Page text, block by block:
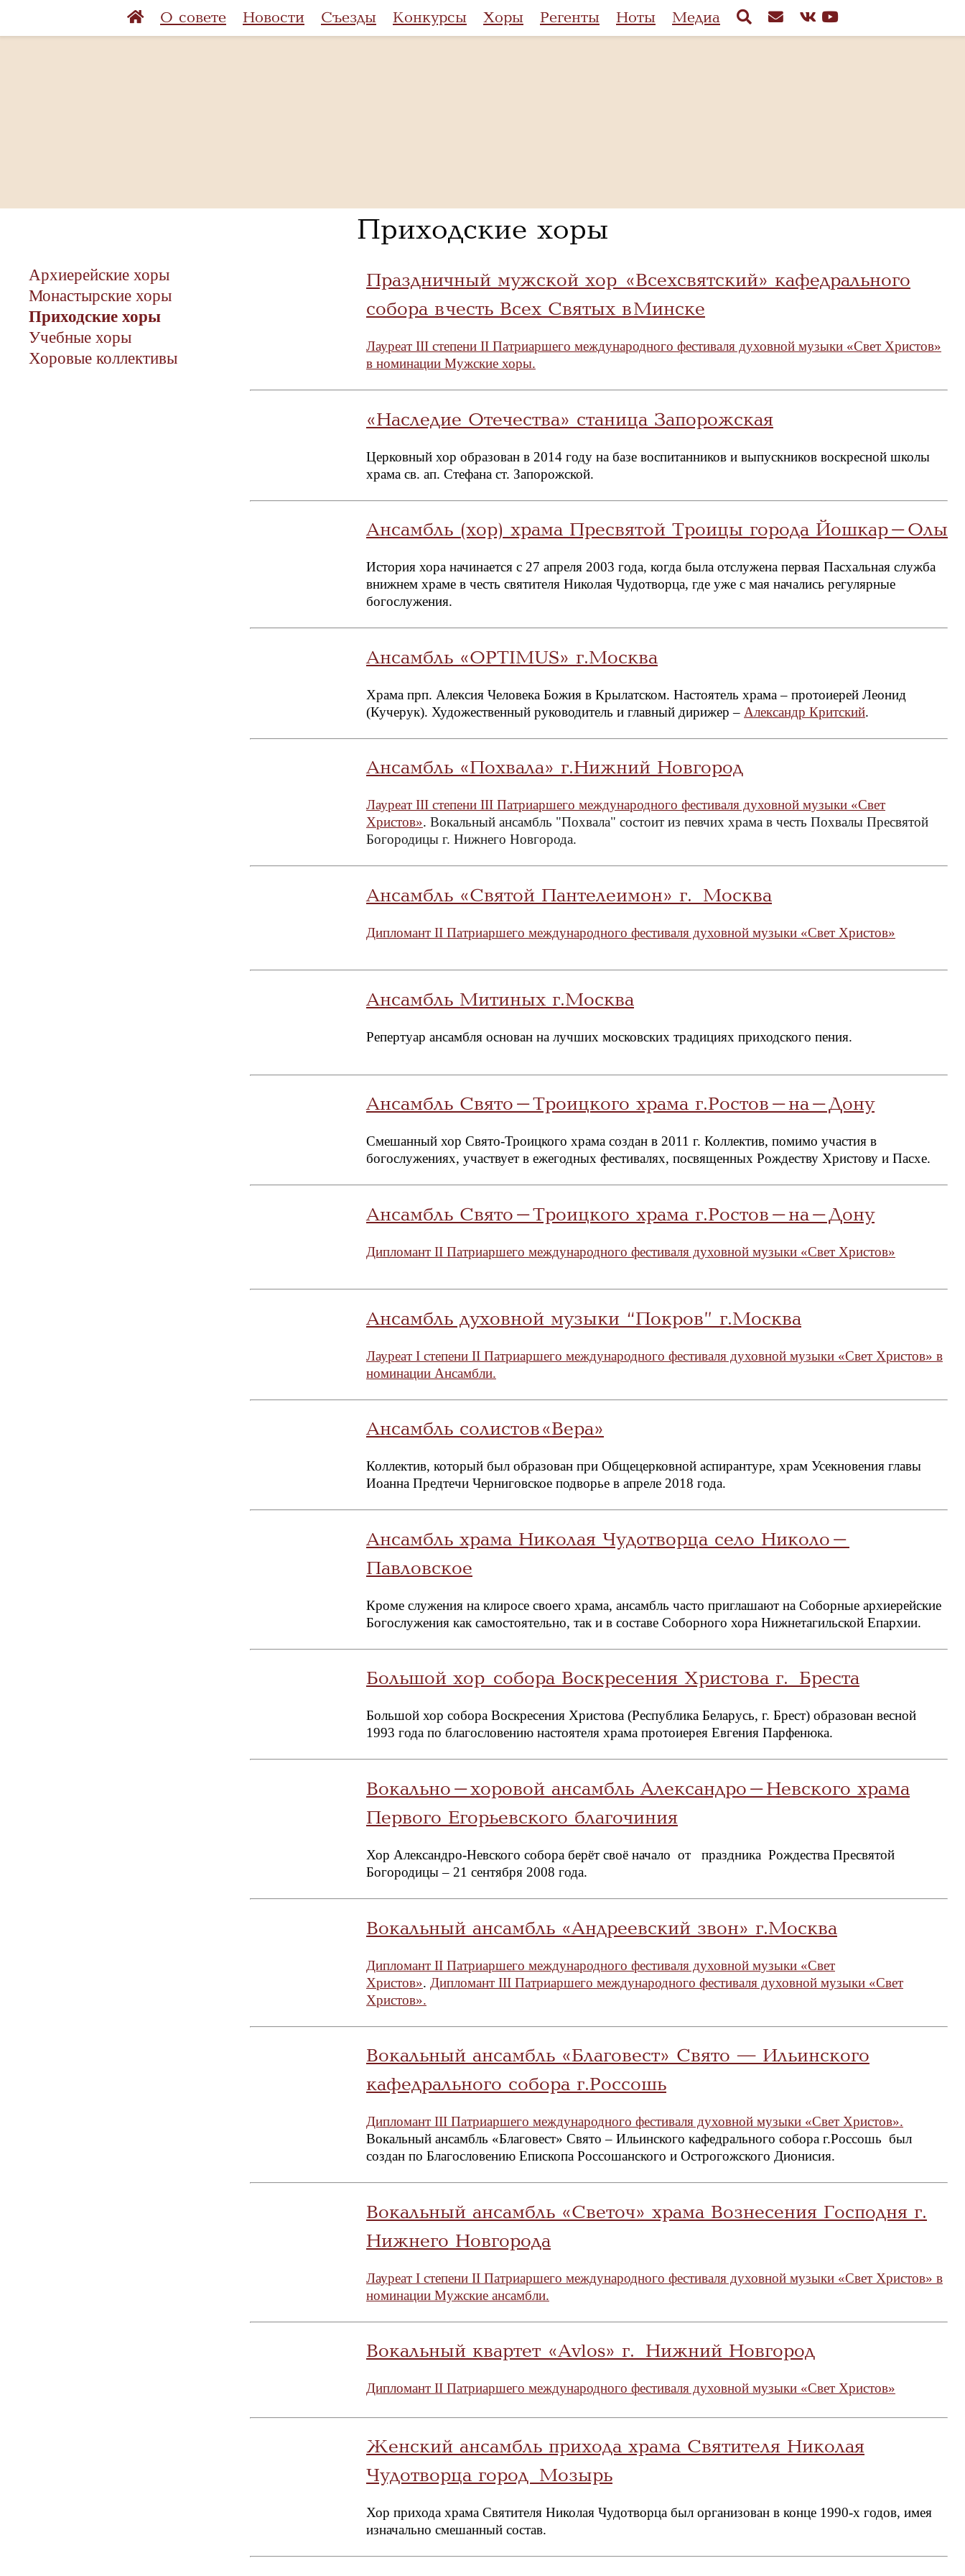
О совете Новости Съезды Конкурсы Хоры Регенты Ноты Медиа
Приходские хоры
Архиерейские хоры
Монастырские хоры
Приходские хоры
Учебные хоры
Хоровые коллективы
Праздничный мужской хор «Всехсвятский» кафедрального
собора в честь Всех Святых в Минске
Лауреат III степени II Патриаршего международного фестиваля духовной музыки «Свет Христов»
в номинации Мужские хоры.
«Наследие Отечества» станица Запорожская
Церковный хор образован в 2014 году на базе воспитанников и выпускников воскресной школы
храма св. ап. Стефана ст. Запорожской.
Ансамбль (хор) храма Пресвятой Троицы города Йошкар-Олы
История хора начинается с 27 апреля 2003 года, когда была отслужена первая Пасхальная служба
внижнем храме в честь святителя Николая Чудотворца, где уже с мая начались регулярные
богослужения.
Ансамбль «OPTIMUS» г.Москва
Храма прп. Алексия Человека Божия в Крылатском. Настоятель храма – протоиерей Леонид
(Кучерук). Художественный руководитель и главный дирижер – Александр Критский.
Ансамбль «Похвала» г.Нижний Новгород
Лауреат III степени III Патриаршего международного фестиваля духовной музыки «Свет
Христов». Вокальный ансамбль "Похвала" состоит из певчих храма в честь Похвалы Пресвятой
Богородицы г. Нижнего Новгорода.
Ансамбль «Святой Пантелеимон» г. Москва
Дипломант II Патриаршего международного фестиваля духовной музыки «Свет Христов»
Ансамбль Митиных г.Москва
Репертуар ансамбля основан на лучших московских традициях приходского пения.
Ансамбль Свято-Троицкого храма г.Ростов-на-Дону
Смешанный хор Свято-Троицкого храма создан в 2011 г. Коллектив, помимо участия в
богослужениях, участвует в ежегодных фестивалях, посвященных Рождеству Христову и Пасхе.
Ансамбль Свято-Троицкого храма г.Ростов-на-Дону
Дипломант II Патриаршего международного фестиваля духовной музыки «Свет Христов»
Ансамбль духовной музыки “Покров” г.Москва
Лауреат I степени II Патриаршего международного фестиваля духовной музыки «Свет Христов» в
номинации Ансамбли.
Ансамбль солистов «Вера»
Коллектив, который был образован при Общецерковной аспирантуре, храм Усекновения главы
Иоанна Предтечи Черниговское подворье в апреле 2018 года.
Ансамбль храма Николая Чудотворца село Николо-
Павловское
Кроме служения на клиросе своего храма, ансамбль часто приглашают на Соборные архиерейские
Богослужения как самостоятельно, так и в составе Соборного хора Нижнетагильской Епархии.
Большой хор собора Воскресения Христова г. Бреста
Большой хор собора Воскресения Христова (Республика Беларусь, г. Брест) образован весной
1993 года по благословению настоятеля храма протоиерея Евгения Парфенюка.
Вокально-хоровой ансамбль Александро-Невского храма
Первого Егорьевского благочиния
Хор Александро-Невского собора берёт своё начало от праздника Рождества Пресвятой
Богородицы – 21 сентября 2008 года.
Вокальный ансамбль «Андреевский звон» г.Москва
Дипломант II Патриаршего международного фестиваля духовной музыки «Свет
Христов». Дипломант III Патриаршего международного фестиваля духовной музыки «Свет
Христов».
Вокальный ансамбль «Благовест» Свято — Ильинского
кафедрального собора г.Россошь
Дипломант III Патриаршего международного фестиваля духовной музыки «Свет Христов».
Вокальный ансамбль «Благовест» Свято – Ильинского кафедрального собора г.Россошь был
создан по Благословению Епископа Россошанского и Острогожского Дионисия.
Вокальный ансамбль «Светоч» храма Вознесения Господня г.
Нижнего Новгорода
Лауреат I степени II Патриаршего международного фестиваля духовной музыки «Свет Христов» в
номинации Мужские ансамбли.
Вокальный квартет «Avlos» г. Нижний Новгород
Дипломант II Патриаршего международного фестиваля духовной музыки «Свет Христов»
Женский ансамбль прихода храма Святителя Николая
Чудотворца город Мозырь
Хор прихода храма Святителя Николая Чудотворца был организован в конце 1990-х годов, имея
изначально смешанный состав.